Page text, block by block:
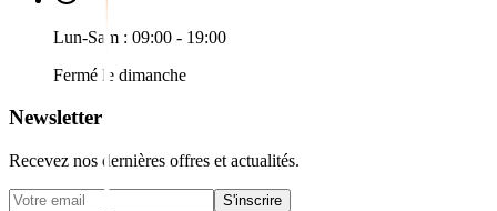
Lun-Sam : 09:00 - 19:00
Fermé le dimanche
Newsletter
Recevez nos dernières offres et actualités.
S'inscrire